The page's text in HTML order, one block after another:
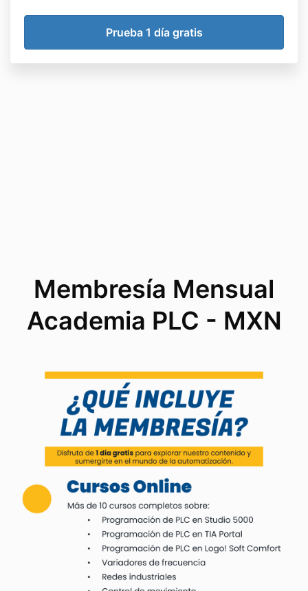
Membresía Mensual
Academia PLC - MXN